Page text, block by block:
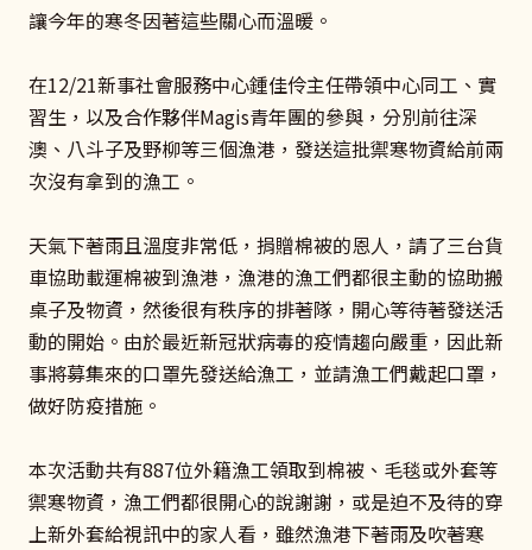
讓今年的寒冬因著這些關心而溫暖。
在12/21新事社會服務中心鍾佳伶主任帶領中心同工、實
習生，以及合作夥伴Magis青年團的參與，分別前往深
澳、八斗子及野柳等三個漁港，發送這批禦寒物資給前兩
次沒有拿到的漁工。
天氣下著雨且溫度非常低，捐贈棉被的恩人，請了三台貨
車協助載運棉被到漁港，漁港的漁工們都很主動的協助搬
桌子及物資，然後很有秩序的排著隊，開心等待著發送活
動的開始。由於最近新冠狀病毒的疫情趨向嚴重，因此新
事將募集來的口罩先發送給漁工，並請漁工們戴起口罩，
做好防疫措施。
本次活動共有887位外籍漁工領取到棉被、毛毯或外套等
禦寒物資，漁工們都很開心的說謝謝，或是迫不及待的穿
上新外套給視訊中的家人看，雖然漁港下著雨及吹著寒